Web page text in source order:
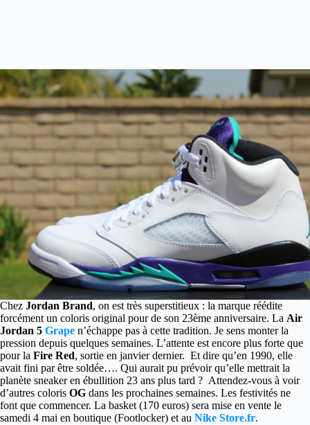
Chez Jordan Brand, on est très superstitieux : la marque réédite
forcément un coloris original pour de son 23ème anniversaire. La Air
Jordan 5 Grape n’échappe pas à cette tradition. Je sens monter la
pression depuis quelques semaines. L’attente est encore plus forte que
pour la Fire Red, sortie en janvier dernier. Et dire qu’en 1990, elle
avait fini par être soldée…. Qui aurait pu prévoir qu’elle mettrait la
planète sneaker en ébullition 23 ans plus tard ? Attendez-vous à voir
d’autres coloris OG dans les prochaines semaines. Les festivités ne
font que commencer. La basket (170 euros) sera mise en vente le
samedi 4 mai en boutique (Footlocker) et au Nike Store.fr.